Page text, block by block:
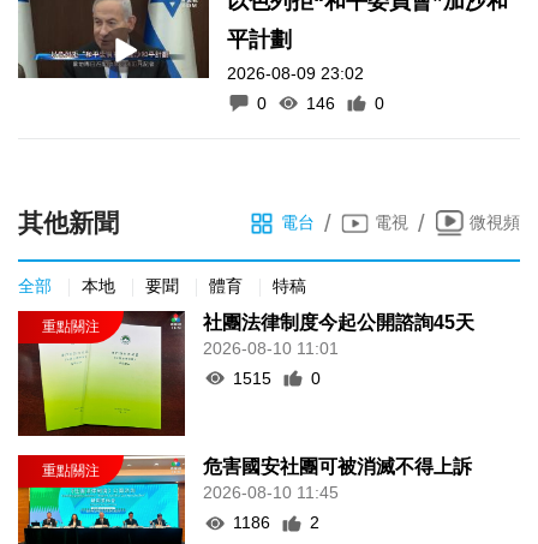
平計劃
2026-08-09 23:02
0
146 0
其他新聞 電台 / 電視 / 微視頻
全部 本地 要聞 體育 特稿
社團法律制度今起公開諮詢45天
2026-08-10 11:01
1515
0
危害國安社團可被消滅不得上訴
2026-08-10 11:45
1186
2